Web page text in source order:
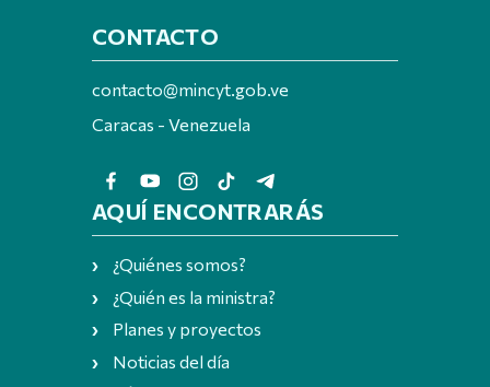
CONTACTO
contacto@mincyt.gob.ve
Caracas - Venezuela
AQUÍ ENCONTRARÁS
¿Quiénes somos?
¿Quién es la ministra?
Planes y proyectos
Noticias del día